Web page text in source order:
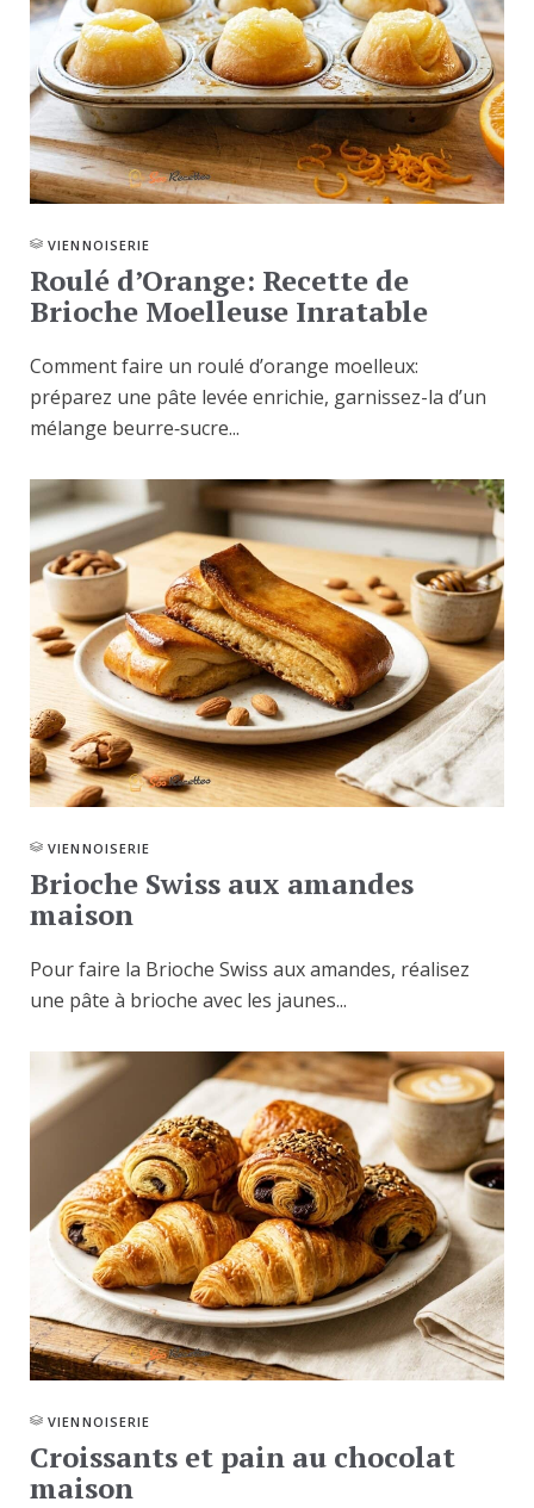
VIENNOISERIE
Roulé d’Orange: Recette de
Brioche Moelleuse Inratable
Comment faire un roulé d’orange moelleux:
préparez une pâte levée enrichie, garnissez-la d’un
mélange beurre‑sucre...
VIENNOISERIE
Brioche Swiss aux amandes
maison
Pour faire la Brioche Swiss aux amandes, réalisez
une pâte à brioche avec les jaunes...
VIENNOISERIE
Croissants et pain au chocolat
maison